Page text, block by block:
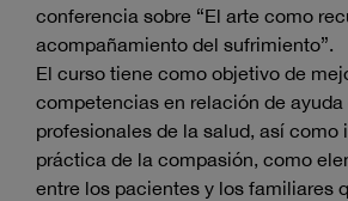
conferencia sobre “El arte como
acompañamiento del sufrimiento”.
El curso tiene como objetivo de
competencias en relación de ayuda
profesionales de la salud, así como
práctica de la compasión, como
entre los pacientes y los familiares